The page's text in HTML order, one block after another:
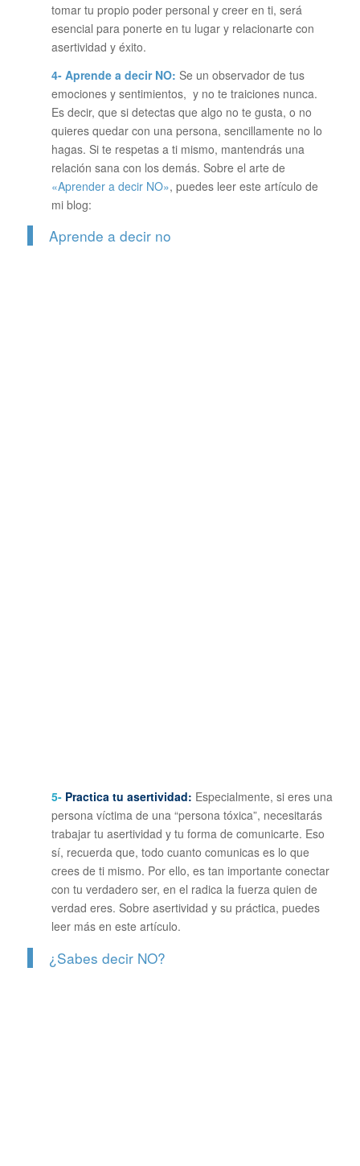
tomar tu propio poder personal y creer en ti, será
esencial para ponerte en tu lugar y relacionarte con
asertividad y éxito.
4- Aprende a decir NO: Se un observador de tus
emociones y sentimientos, y no te traiciones nunca.
Es decir, que si detectas que algo no te gusta, o no
quieres quedar con una persona, sencillamente no lo
hagas. Si te respetas a ti mismo, mantendrás una
relación sana con los demás. Sobre el arte de
«Aprender a decir NO», puedes leer este artículo de
mi blog:
Aprende a decir no
5- Practica tu asertividad: Especialmente, si eres una
persona víctima de una “persona tóxica”, necesitarás
trabajar tu asertividad y tu forma de comunicarte. Eso
sí, recuerda que, todo cuanto comunicas es lo que
crees de ti mismo. Por ello, es tan importante conectar
con tu verdadero ser, en el radica la fuerza quien de
verdad eres. Sobre asertividad y su práctica, puedes
leer más en este artículo.
¿Sabes decir NO?